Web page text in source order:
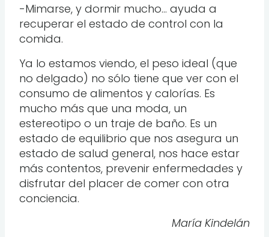
-Mimarse, y dormir mucho… ayuda a
recuperar el estado de control con la
comida.
Ya lo estamos viendo, el peso ideal (que
no delgado) no sólo tiene que ver con el
consumo de alimentos y calorías. Es
mucho más que una moda, un
estereotipo o un traje de baño. Es un
estado de equilibrio que nos asegura un
estado de salud general, nos hace estar
más contentos, prevenir enfermedades y
disfrutar del placer de comer con otra
conciencia.
María Kindelán